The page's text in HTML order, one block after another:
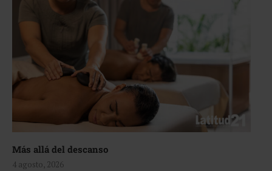
Más allá del descanso
4 agosto, 2026